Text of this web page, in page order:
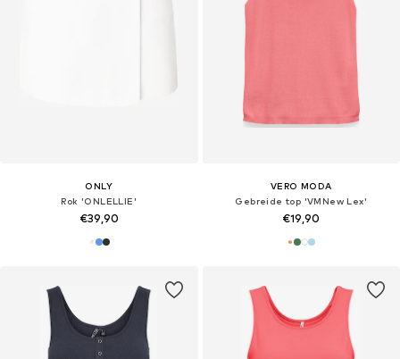
ONLY
Rok 'ONLELLIE'
€39,90
VERO MODA
Gebreide top 'VMNew Lex'
€19,90